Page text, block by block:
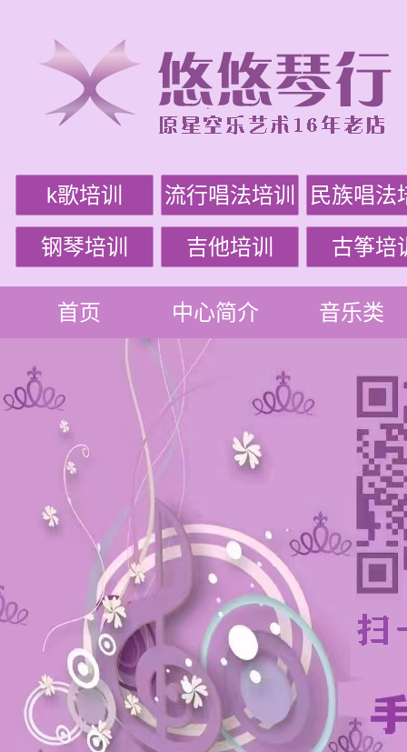
k歌培训 流行唱法培训 民族唱法
钢琴培训 吉他培训 古筝培
首页 中心简介 音乐类